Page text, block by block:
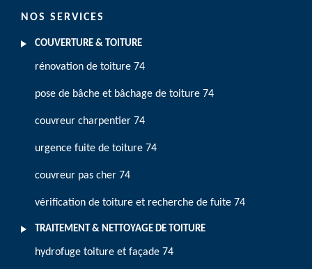
NOS SERVICES
COUVERTURE & TOITURE
rénovation de toiture 74
pose de bâche et bâchage de toiture 74
couvreur charpentier 74
urgence fuite de toiture 74
couvreur pas cher 74
vérification de toiture et recherche de fuite 74
TRAITEMENT & NETTOYAGE DE TOITURE
hydrofuge toiture et façade 74